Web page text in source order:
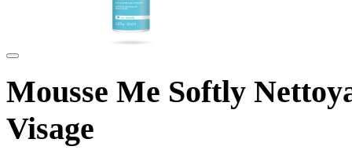
Mousse Me Softly
Visage